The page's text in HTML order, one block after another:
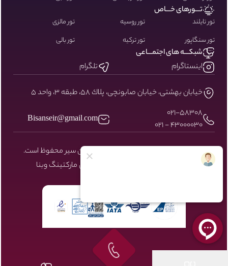
تـــورهای خـــاص
تور تایلند تور روسیه
تور مالزی
تور سنگاپور
تور ترکیه تور بالی
شبکـــه های اجتمـــاعی
اینستاگرام
تلگرام
خيابان بهشتى، خيابان صابونچى، پلاك ٥٨، طبقه ٣، واحد ٥
۰۲۱-58308
43000030 - 021
Bisanseir@gmail.com
کلیه حقوق مادی و معنوی سایت نزد بیسان سیر محفوظ است.
طراحی و توسعه توسط شرکت دیجیتال مارکتینگوبنا